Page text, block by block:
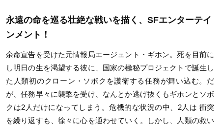
永遠の命を巡る壮絶な戦いを描く、SFエンターテイ
ンメント！
余命宣告を受けた元情報局エージェント・ギホン。死を目前に
し明日の生を渇望する彼に、国家の極秘プロジェクトで誕生し
た人類初のクローン・ソボクを護衛する任務が舞い込む。だ
が、任務早々に襲撃を受け、なんとか逃げ抜くもギホンとソボ
クは2人だけになってしまう。危機的な状況の中、2人は 衝突
を繰り返すも、徐々に心を通わせていく。しかし、人類の救い